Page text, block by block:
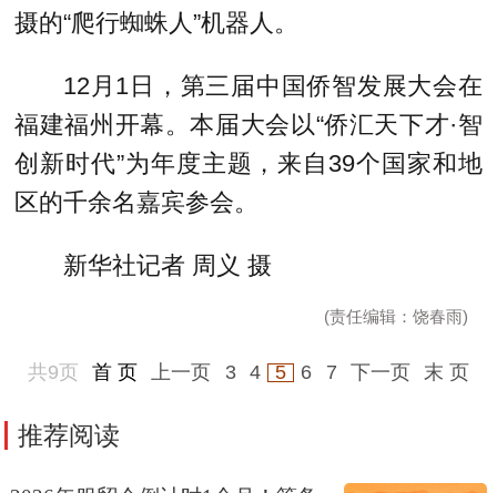
摄的“爬行蜘蛛人”机器人。
12月1日，第三届中国侨智发展大会在
福建福州开幕。本届大会以“侨汇天下才·智
创新时代”为年度主题，来自39个国家和地
区的千余名嘉宾参会。
新华社记者 周义 摄
(责任编辑：饶春雨)
共9页 首 页 上一页 3 4 5 6 7 下一页 末 页
推荐阅读